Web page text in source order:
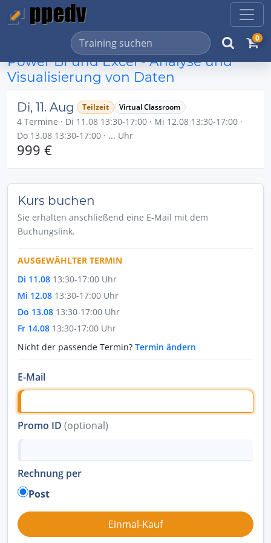
0
Power BI und Excel - Analyse und
Visualisierung von Daten
Di, 11. Aug Teilzeit Virtual Classroom
4 Termine · Di 11.08 13:30-17:00 · Mi 12.08 13:30-17:00 ·
Do 13.08 13:30-17:00 · ... Uhr
999 €
Kurs buchen
Sie erhalten anschließend eine E-Mail mit dem
Buchungslink.
AUSGEWÄHLTER TERMIN
Di 11.08 13:30-17:00 Uhr
Mi 12.08 13:30-17:00 Uhr
Do 13.08 13:30-17:00 Uhr
Fr 14.08 13:30-17:00 Uhr
Nicht der passende Termin? Termin ändern
E-Mail
Promo ID (optional)
Rechnung per
Post